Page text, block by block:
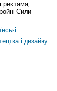
реклама;
Сили
і дизайну